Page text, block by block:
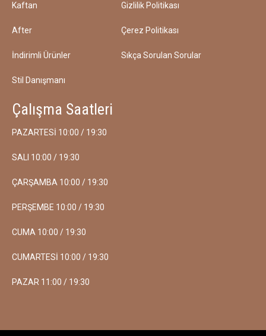
Kaftan
After
İndirimli Ürünler
Stil Danışmanı
Gizlilik Politikası
Çerez Politikası
Sıkça Sorulan Sorular
Çalışma Saatleri
PAZARTESİ 10:00 / 19:30
SALI 10:00 / 19:30
ÇARŞAMBA 10:00 / 19:30
PERŞEMBE 10:00 / 19:30
CUMA 10:00 / 19:30
CUMARTESİ 10:00 / 19:30
PAZAR 11:00 / 19:30